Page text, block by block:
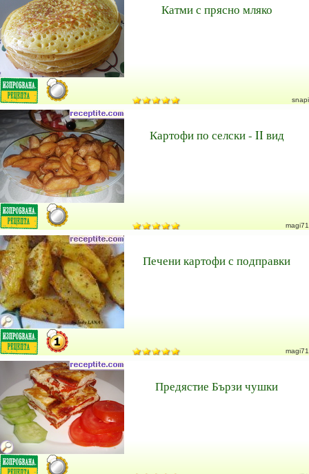
Катми с прясно мляко
snapi
Картофи по селски - II вид
magi71
Печени картофи с подправки
magi71
Предястие Бързи чушки